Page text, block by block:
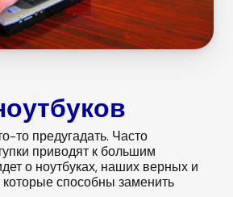
то предугадать. Часто
приводят к большим
о ноутбуках, наших верных и
которые способны заменить